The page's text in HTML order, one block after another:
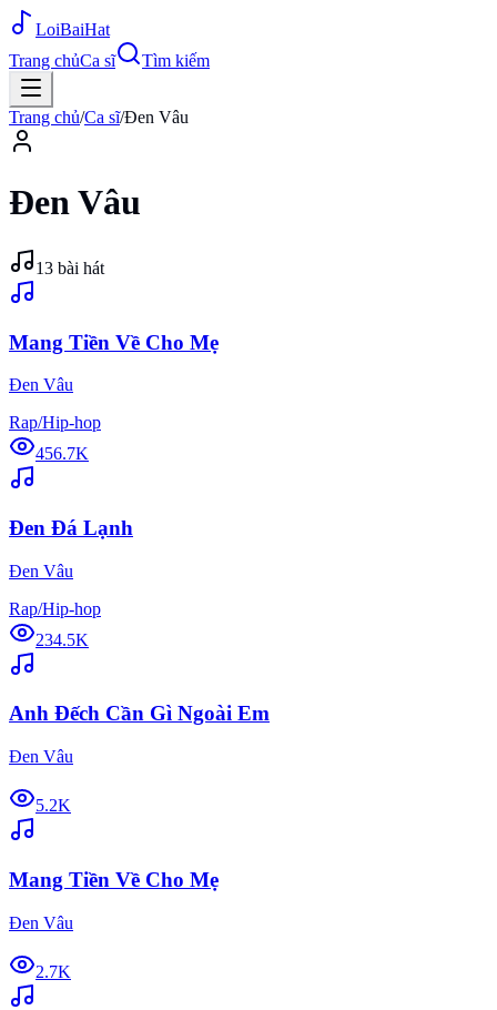
LoiBaiHat
Trang chủCa sĩ Tìm kiếm
Trang chủ/Ca sĩ/Đen Vâu
Đen Vâu
13 bài hát
Mang Tiền Về Cho Mẹ
Đen Vâu
Rap/Hip-hop
456.7K
Đen Đá Lạnh
Đen Vâu
Rap/Hip-hop
234.5K
Anh Đếch Cần Gì Ngoài Em
Đen Vâu
5.2K
Mang Tiền Về Cho Mẹ
Đen Vâu
2.7K